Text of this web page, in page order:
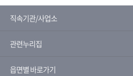
직속기관/사업소
관련누리집
읍면별 바로가기